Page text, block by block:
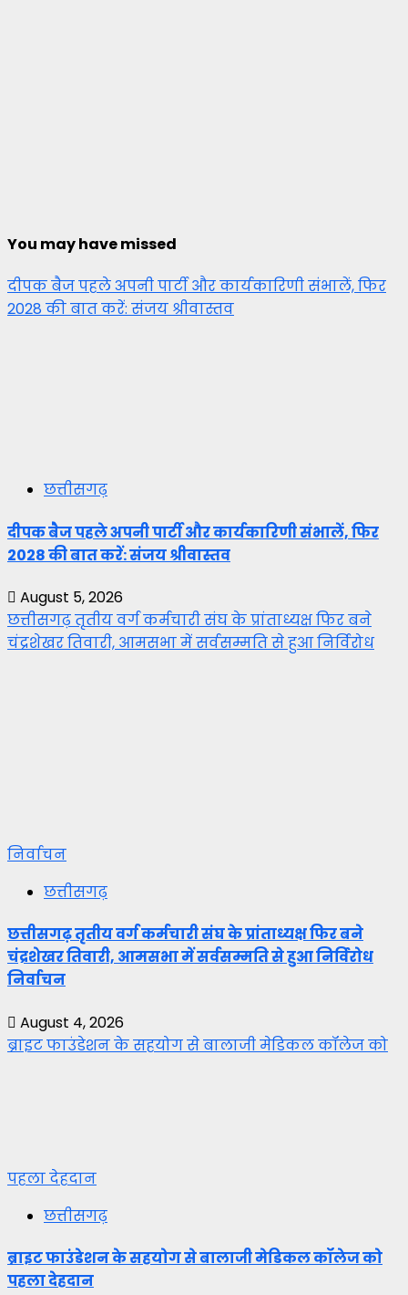
You may have missed
दीपक बैज पहले अपनी पार्टी और कार्यकारिणी संभालें, फिर
2028 की बात करें: संजय श्रीवास्तव
छत्तीसगढ़
दीपक बैज पहले अपनी पार्टी और कार्यकारिणी संभालें, फिर
2028 की बात करें: संजय श्रीवास्तव
August 5, 2026
छत्तीसगढ़ तृतीय वर्ग कर्मचारी संघ के प्रांताध्यक्ष फिर बने
चंद्रशेखर तिवारी, आमसभा में सर्वसम्मति से हुआ निर्विरोध
निर्वाचन
छत्तीसगढ़
छत्तीसगढ़ तृतीय वर्ग कर्मचारी संघ के प्रांताध्यक्ष फिर बने
चंद्रशेखर तिवारी, आमसभा में सर्वसम्मति से हुआ निर्विरोध
निर्वाचन
August 4, 2026
ब्राइट फाउंडेशन के सहयोग से बालाजी मेडिकल कॉलेज को
पहला देहदान
छत्तीसगढ़
ब्राइट फाउंडेशन के सहयोग से बालाजी मेडिकल कॉलेज को
पहला देहदान